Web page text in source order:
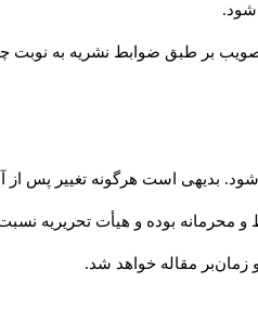
.
بر طبق ضوابط نشريه به نوبت
بدیهی است هرگونه تغییر پس از
بوده و هیأت تحریریه
مقاله خواهد شد.